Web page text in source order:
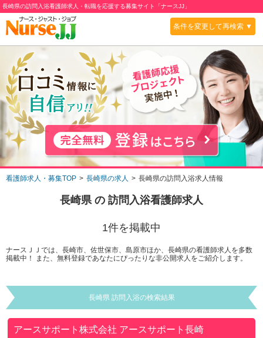
長崎県の訪問入浴看護師求人・転職を応援する募集サイト「ナースJJ」
条件を変更して再検索 ▼
看護師求人・募集TOP 長崎県の求人 長崎県の訪問入浴求人情報
長崎県の 訪問入浴看護師求人
1件を掲載中
ナースＪＪでは、長崎市、佐世保市、島原市ほか、長崎県の看護師求人を多数
掲載中！ また、無料登録であなたにぴったりな非公開求人をご紹介します。
長崎県 訪問入浴の検索結果
アースサポート株式会社 アースサポート長崎